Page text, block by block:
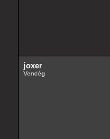
joxer
Vendég